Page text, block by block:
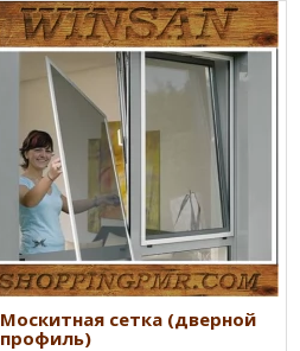
Москитная сетка (дверной
профиль)